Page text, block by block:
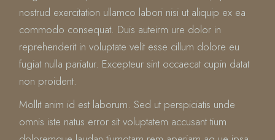
nostrud exercitation ullamco labori nisi ut aliquip ex ea
commodo consequat. Duis auteirm ure dolor in
reprehenderit in voluptate velit esse cillum dolore eu
fugiat nulla pariatur. Excepteur sint occaecat cupin datat
non proident.
Mollit anim id est laborum. Sed ut perspiciatis unde
omnis iste natus error sit voluptatem accusant tium